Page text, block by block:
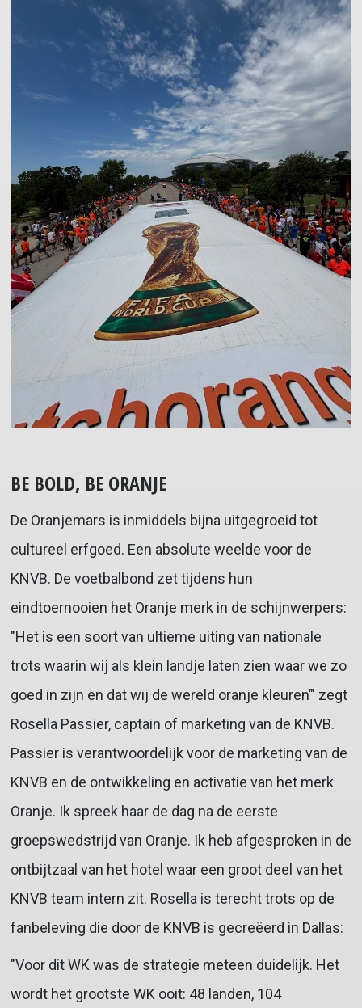
BE BOLD, BE ORANJE
De Oranjemars is inmiddels bijna uitgegroeid tot
cultureel erfgoed. Een absolute weelde voor de
KNVB. De voetbalbond zet tijdens hun
eindtoernooien het Oranje merk in de schijnwerpers:
"Het is een soort van ultieme uiting van nationale
trots waarin wij als klein landje laten zien waar we zo
goed in zijn en dat wij de wereld oranje kleuren’" zegt
Rosella Passier, captain of marketing van de KNVB.
Passier is verantwoordelijk voor de marketing van de
KNVB en de ontwikkeling en activatie van het merk
Oranje. Ik spreek haar de dag na de eerste
groepswedstrijd van Oranje. Ik heb afgesproken in de
ontbijtzaal van het hotel waar een groot deel van het
KNVB team intern zit. Rosella is terecht trots op de
fanbeleving die door de KNVB is gecreëerd in Dallas:
"Voor dit WK was de strategie meteen duidelijk. Het
wordt het grootste WK ooit: 48 landen, 104